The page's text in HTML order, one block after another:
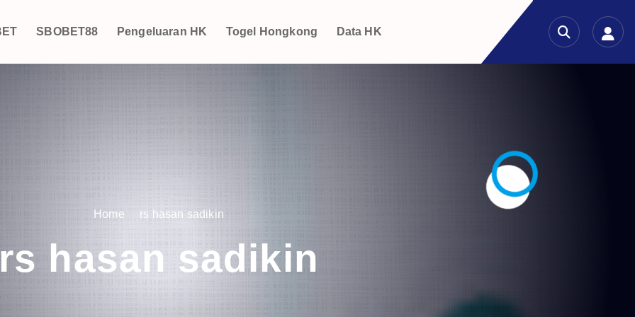
SBOBET88 Pengeluaran HK Togel Hongkong Data HK
Home rs hasan sadikin
rs hasan sadikin